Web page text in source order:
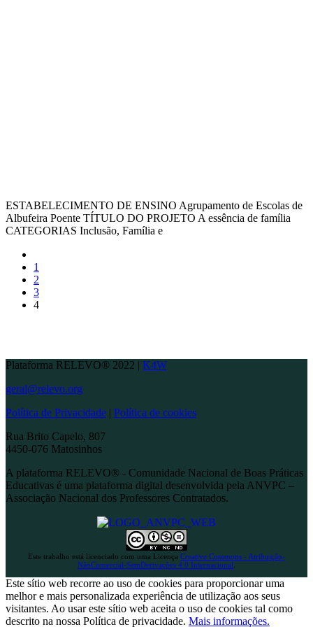
ESTABELECIMENTO DE ENSINO Agrupamento de Escolas de
Albufeira Poente TÍTULO DO PROJETO A essência de família
CATEGORIAS Inclusão, Família e
1
2
3
4
Plataforma RELEVO® 2022 | K4W
geral@relevo.org
Política de Privacidade | Política de cookies
Rua Brito Capelo, 807
4450-076 Matosinhos
A plataforma RELEVO® - Comunidade Nacional de Boas Práticas
Educativas é uma plataforma digital desenvolvida pela ANVPC –
Associação Nacional dos Professores Contratados.
Este trabalho está licenciado com uma Licença Creative Commons - Atribuição-
NãoComercial-SemDerivações 4.0 Internacional.
Este sítio web recorre ao uso de cookies para proporcionar uma
melhor e mais personalizada experiência de utilização aos seus
visitantes. Ao usar este sítio web aceita o uso de cookies tal como
descrito na nossa Política de privacidade. Mais informações.